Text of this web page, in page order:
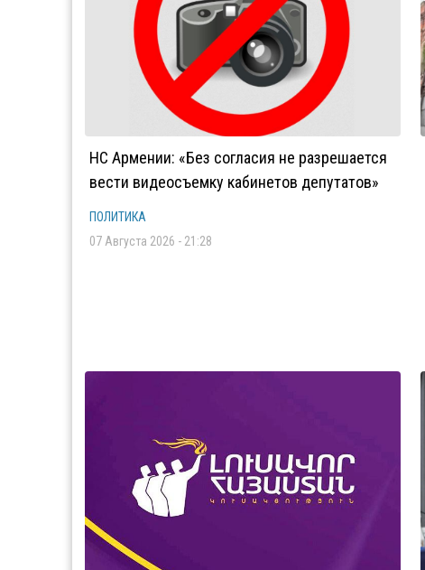
НС Армении: «Без согласия не разрешается
вести видеосъемку кабинетов депутатов»
ПОЛИТИКА
07 Августа 2026 - 21:28